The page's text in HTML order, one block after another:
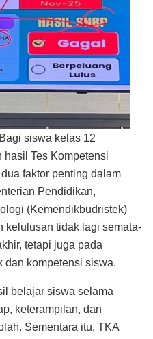
siswa kelas 12
hasil Tes Kompetensi
faktor penting dalam
Pendidikan,
(Kemendikbudristek)
kelulusan tidak lagi semata-
tetapi juga pada
dan kompetensi siswa.
belajar siswa selama
keterampilan, dan
Sementara itu, TKA